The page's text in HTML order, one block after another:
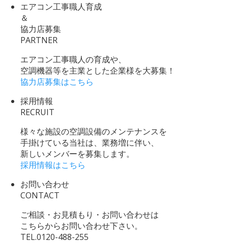
エアコン工事職人育成
＆
協力店募集
PARTNER
エアコン工事職人の育成や、
空調機器等を主業とした企業様を大募集！
協力店募集はこちら
採用情報
RECRUIT
様々な施設の空調設備のメンテナンスを
手掛けている当社は、業務増に伴い、
新しいメンバーを募集します。
採用情報はこちら
お問い合わせ
CONTACT
ご相談・お見積もり・お問い合わせは
こちらからお問い合わせ下さい。
TEL.0120-488-255